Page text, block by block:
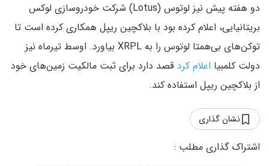
دو هفته پیش نیز لوتوس (Lotus) شرکت خودروسازی لوکس
بریتانیایی، اعلام کرده بود با بلاکچین ریپل همکاری کرده است تا
توکن‌های بی‌همتا لوتوس را به XRPL بیاورد. اوسط تیرماه نیز
دولت کلمبیا اعلام کرد قصد دارد برای ثبت مالکیت زمین‌های خود
از بلاکچین ریپل استفاده کند.
نشان گذاری